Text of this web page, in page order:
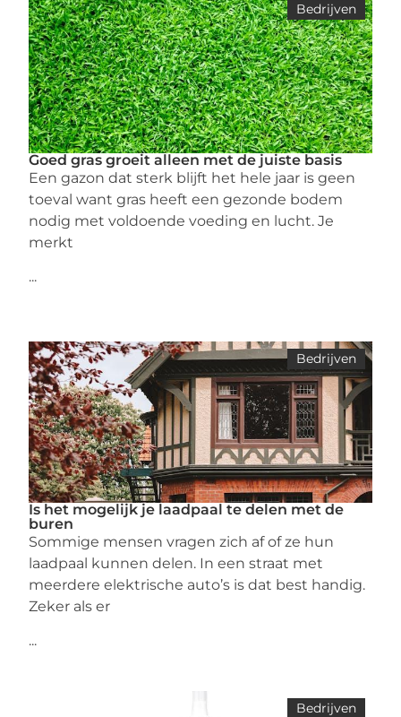
Bedrijven
Goed gras groeit alleen met de juiste basis
Een gazon dat sterk blijft het hele jaar is geen
toeval want gras heeft een gezonde bodem
nodig met voldoende voeding en lucht. Je
merkt
...
Bedrijven
Is het mogelijk je laadpaal te delen met de
buren
Sommige mensen vragen zich af of ze hun
laadpaal kunnen delen. In een straat met
meerdere elektrische auto’s is dat best handig.
Zeker als er
...
Bedrijven